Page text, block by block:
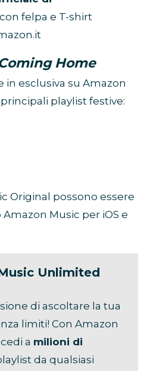
felpa e T-shirt
Home
in esclusiva su Amazon
playlist festive:
Original possono essere
Music per iOS e
Unlimited
di ascoltare la tua
limiti! Con Amazon
a milioni di
da qualsiasi